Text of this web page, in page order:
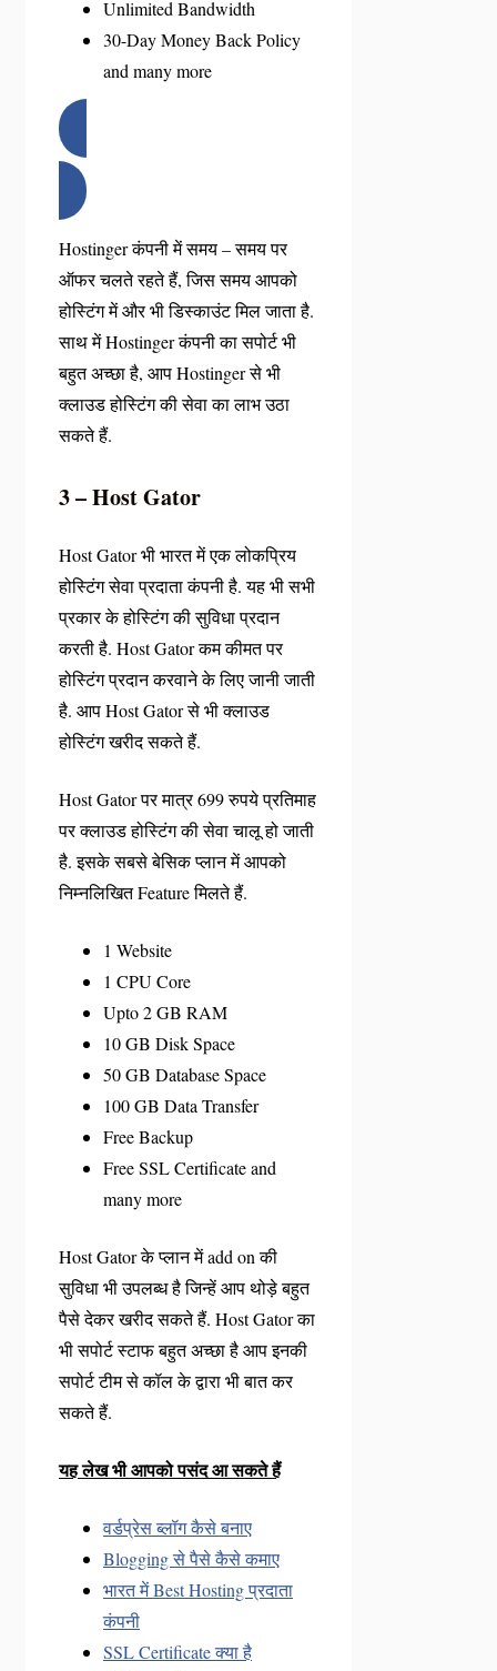
Unlimited Bandwidth
30-Day Money Back Policy
and many more
Hostinger में ऑफर देखें
Hostinger कंपनी में समय – समय पर
ऑफर चलते रहते हैं, जिस समय आपको
होस्टिंग में और भी डिस्काउंट मिल जाता है.
साथ में Hostinger कंपनी का सपोर्ट भी
बहुत अच्छा है, आप Hostinger से भी
क्लाउड होस्टिंग की सेवा का लाभ उठा
सकते हैं.
3 – Host Gator
Host Gator भी भारत में एक लोकप्रिय
होस्टिंग सेवा प्रदाता कंपनी है. यह भी सभी
प्रकार के होस्टिंग की सुविधा प्रदान
करती है. Host Gator कम कीमत पर
होस्टिंग प्रदान करवाने के लिए जानी जाती
है. आप Host Gator से भी क्लाउड
होस्टिंग खरीद सकते हैं.
Host Gator पर मात्र 699 रुपये प्रतिमाह
पर क्लाउड होस्टिंग की सेवा चालू हो जाती
है. इसके सबसे बेसिक प्लान में आपको
निम्नलिखित Feature मिलते हैं.
1 Website
1 CPU Core
Upto 2 GB RAM
10 GB Disk Space
50 GB Database Space
100 GB Data Transfer
Free Backup
Free SSL Certificate and
many more
Host Gator के प्लान में add on की
सुविधा भी उपलब्ध है जिन्हें आप थोड़े बहुत
पैसे देकर खरीद सकते हैं. Host Gator का
भी सपोर्ट स्टाफ बहुत अच्छा है आप इनकी
सपोर्ट टीम से कॉल के द्वारा भी बात कर
सकते हैं.
यह लेख भी आपको पसंद आ सकते हैं
वर्डप्रेस ब्लॉग कैसे बनाए
Blogging से पैसे कैसे कमाए
भारत में Best Hosting प्रदाता
कंपनी
SSL Certificate क्या है